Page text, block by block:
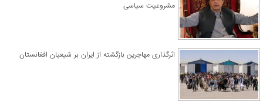
مشروعیت سیاسی
اثرگذاری مهاجرین بازگشته از ایران بر شیعیان افغانستان